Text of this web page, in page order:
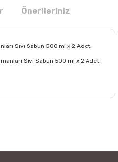
Önerileriniz
Sıvı Sabun 500 ml x 2 Adet,
Sıvı Sabun 500 ml x 2 Adet,